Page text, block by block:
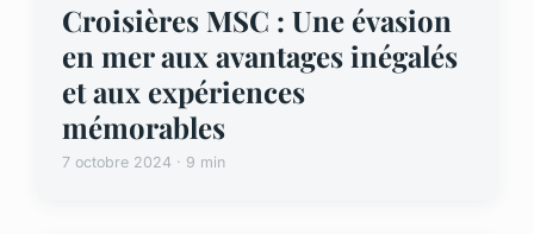
Croisières MSC : Une évasion
en mer aux avantages inégalés
et aux expériences
mémorables
7 octobre 2024 · 9 min